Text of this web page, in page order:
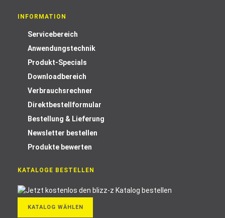
INFORMATION
Servicebereich
Anwendungstechnik
Produkt-Specials
Downloadbereich
Verbrauchsrechner
Direktbestellformular
Bestellung & Lieferung
Newsletter bestellen
Produkte bewerten
KATALOGE BESTELLEN
KATALOG WÄHLEN